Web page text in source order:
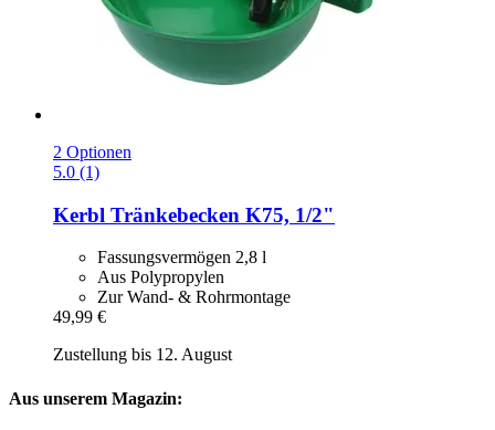
2 Optionen
5.0 (1)
Kerbl Tränkebecken K75, 1/2"
Fassungsvermögen 2,8 l
Aus Polypropylen
Zur Wand- & Rohrmontage
49,99 €
Zustellung bis 12. August
Aus unserem Magazin: